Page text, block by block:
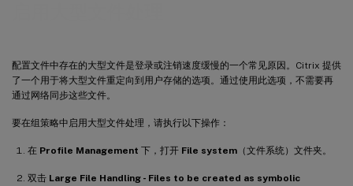
配置文件中存在的大型文件是登录或注销速度缓慢的一个常见原因。Citrix 提供
了一个用于将大型文件重定向到用户存储的选项。通过使用此选项，不需要再
通过网络同步这些文件。
要在组策略中启用大型文件处理，请执行以下操作：
在 Profile Management 下，打开 File system （文件系统）文件夹。
双击 Large File Handling - Files to be created as symbolic